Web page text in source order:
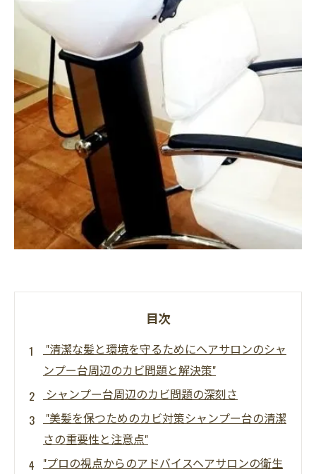
目次
"清潔な髪と環境を守るためにヘアサロンのシャ
ンプー台周辺のカビ問題と解決策"
シャンプー台周辺のカビ問題の深刻さ
"美髪を保つためのカビ対策シャンプー台の清潔
さの重要性と注意点"
"プロの視点からのアドバイスヘアサロンの衛生